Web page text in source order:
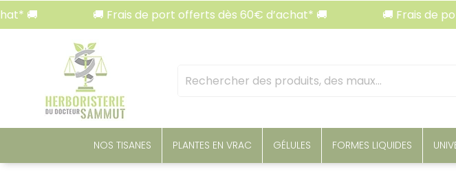
🚚 Frais de port offerts dès 60€ d’achat* 🚚 🚚 Frais de port
Mots
clés
NOS TISANES PLANTES EN VRAC GÉLULES FORMES LIQUIDES
Panneau de gestion des cookies